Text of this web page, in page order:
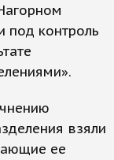
под контроль
взяли
ее